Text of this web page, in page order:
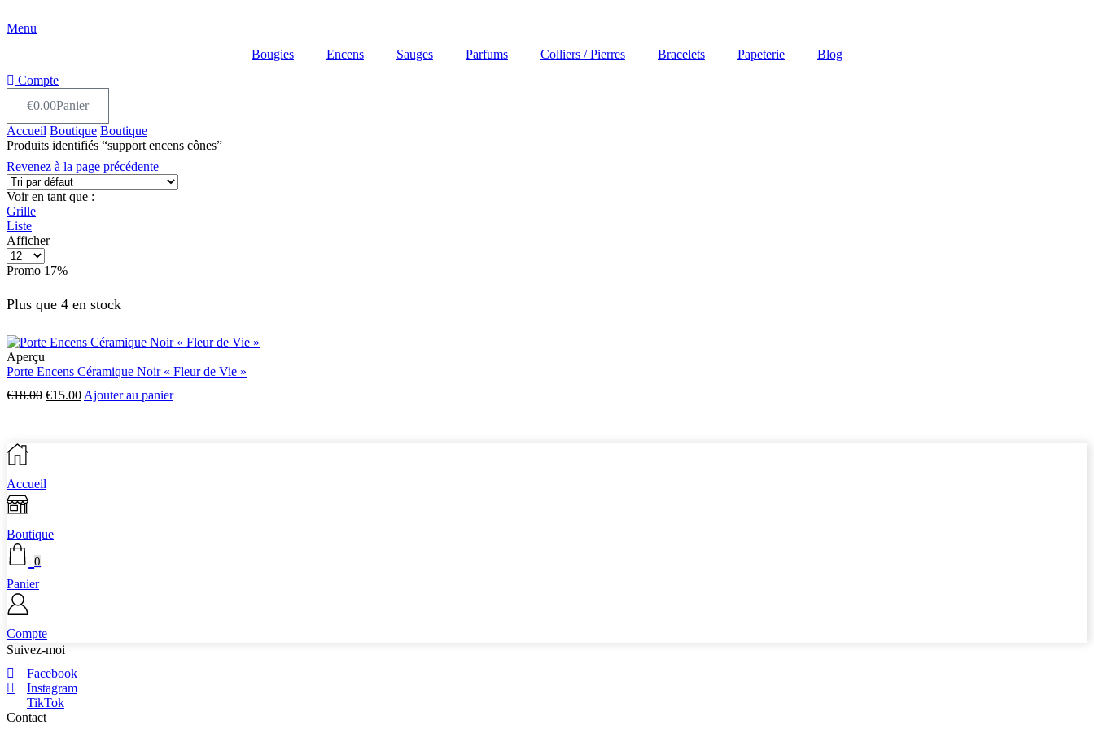
Menu
Bougies
Encens Sauges Parfums Colliers / Pierres Bracelets Papeterie
Blog
Compte
€0.00Panier
Accueil Boutique Boutique
Produits identifiés “support encens cônes”
Revenez à la page précédente
Voir en tant que :
Grille
Liste
Afficher
Produits
par
Promo 17%
Plus que 4 en stock
Aperçu
Porte Encens Céramique Noir « Fleur de Vie »
€18.00 Le
€15.00Le
Ajouter au panier
Accueil
Boutique
0
Panier
Compte
Suivez-moi
Facebook
Instagram
TikTok
Contact